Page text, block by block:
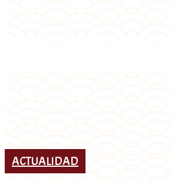
ACTUALIDAD